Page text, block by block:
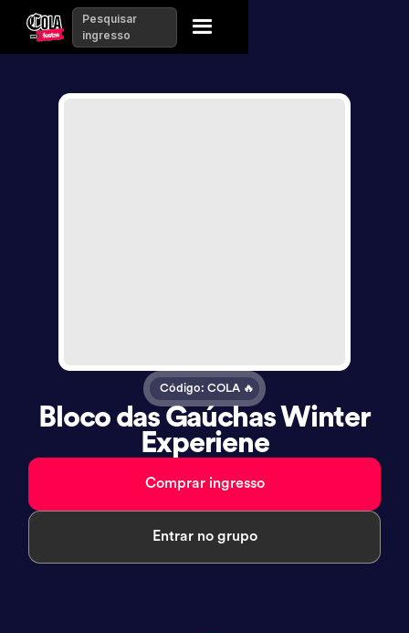
Pesquisar
ingresso
Código: COLA 🔥
Bloco das Gaúchas Winter
Experiene
Comprar ingresso
Entrar no grupo